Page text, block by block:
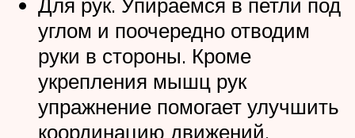
углом и поочередно отводим
руки в стороны. Кроме
укрепления мышц рук
упражнение помогает улучшить
координацию движений.